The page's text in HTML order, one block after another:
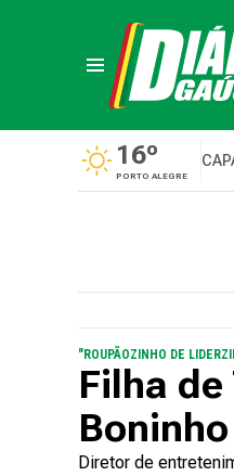
16º
PORTO ALEGRE
"ROUPÃOZINHO DE
Filha
Diretor de